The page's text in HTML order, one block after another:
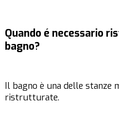
Quando é necessario
bagno?
Il bagno è una delle stanze
ristrutturate.